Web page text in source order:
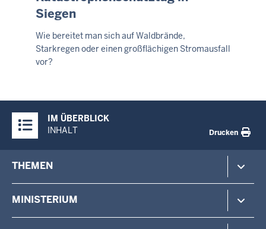
02:07
Siegen
Wie bereitet man sich auf Waldbrände,
Starkregen oder einen großflächigen Stromausfall
vor?
Inhalte
IM ÜBERBLICK
INHALT
Drucken
menu
THEMEN
MINISTERIUM